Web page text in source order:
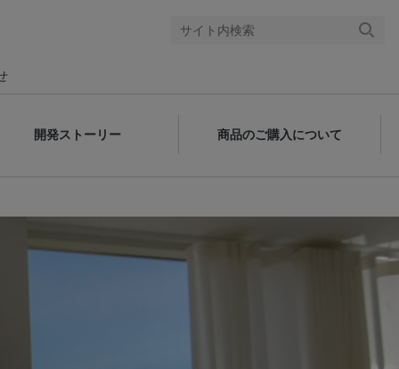
開発ストーリー 商品のご購入について